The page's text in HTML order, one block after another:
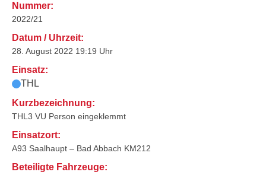
Nummer:
2022/21
Datum / Uhrzeit:
28. August 2022 19:19 Uhr
Einsatz:
THL
Kurzbezeichnung:
THL3 VU Person eingeklemmt
Einsatzort:
A93 Saalhaupt – Bad Abbach KM212
Beteiligte Fahrzeuge: